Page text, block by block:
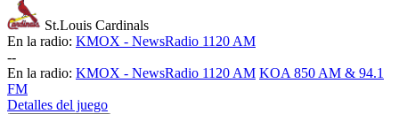
St.Louis Cardinals
En la radio: KMOX - NewsRadio 1120 AM
--
En la radio: KMOX - NewsRadio 1120 AM KOA 850 AM & 94.1
FM
Detalles del juego